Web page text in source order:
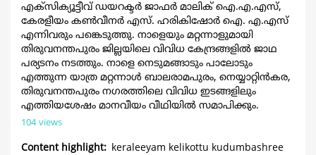
എക്‌സിക്യൂട്ടീവ് ഡയറക്ടർ ജാഫർ മാലിക് ഐ.എ.എസ്,
കേരളീയം കൺവീനർ എസ്. ഹരികിഷോർ ഐ. എ.എസ്
എന്നിവരും പങ്കെടുത്തു. നാളെയും മറ്റന്നാളുമായി
തിരുവനന്തപുരം ജില്ലയിലെ വിവിധ കേന്ദ്രങ്ങളിൽ ജാഥ
പര്യടനം നടത്തും. നാളെ നെടുമങ്ങാടും പാലോടും
എത്തുന്ന യാത്ര മറ്റന്നാൾ ബാലരാമപുരം, നെയ്യാറ്റിൻകര,
തിരുവനന്തപുരം നഗരത്തിലെ വിവിധ ഇടങ്ങളിലും
എത്തിയശേഷം മാനവീയം വീഥിയിൽ സമാപിക്കും.
104 views
Content highlight
keraleeyam kelikottu kudumbashree